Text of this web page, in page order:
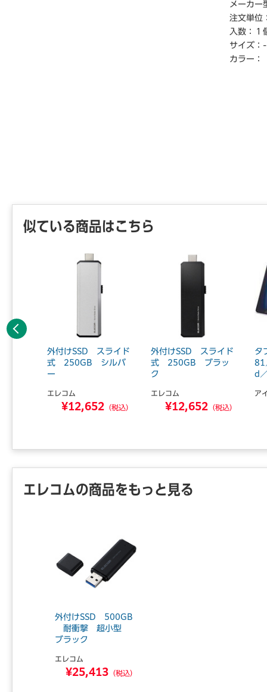
ります。
● インタ
USB3.0
● コネク
メーカー
注文単位
入数：
１
サイズ： -
カラー：
似ている商品はこちら
外付けSSD スライド
式 250GB シルバ
ー
エレコム
¥12,652 （税込）
外付けSSD スライド
式 250GB ブラッ
ク
エレコム
¥12,652 （税込）
タ
81
d
ア
前へ
エレコムの商品をもっと見る
外付けSSD 500GB
耐衝撃 超小型
ブラック
エレコム
¥25,413（税込）